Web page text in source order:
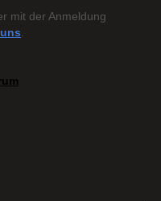
mit der Anmeldung